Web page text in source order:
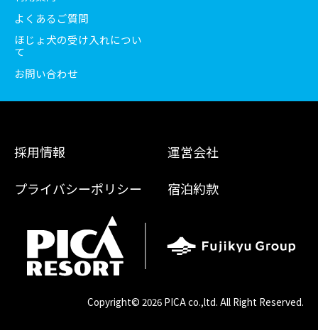
よくあるご質問
ほじょ犬の受け入れについ
て
お問い合わせ
採用情報 運営会社
プライバシーポリシー 宿泊約款
Copyright© 2026 PICA co.,ltd. All Right Reserved.